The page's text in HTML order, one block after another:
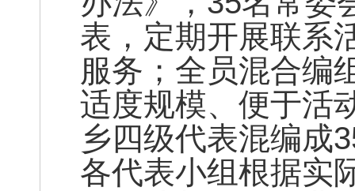
表，定期开展联系
服务；全员混合编
适度规模、便于活
乡四级代表混编成
各代表小组根据实